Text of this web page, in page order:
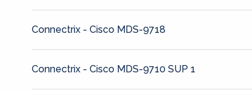
Connectrix - Cisco MDS-9718
Connectrix - Cisco MDS-9710 SUP 1